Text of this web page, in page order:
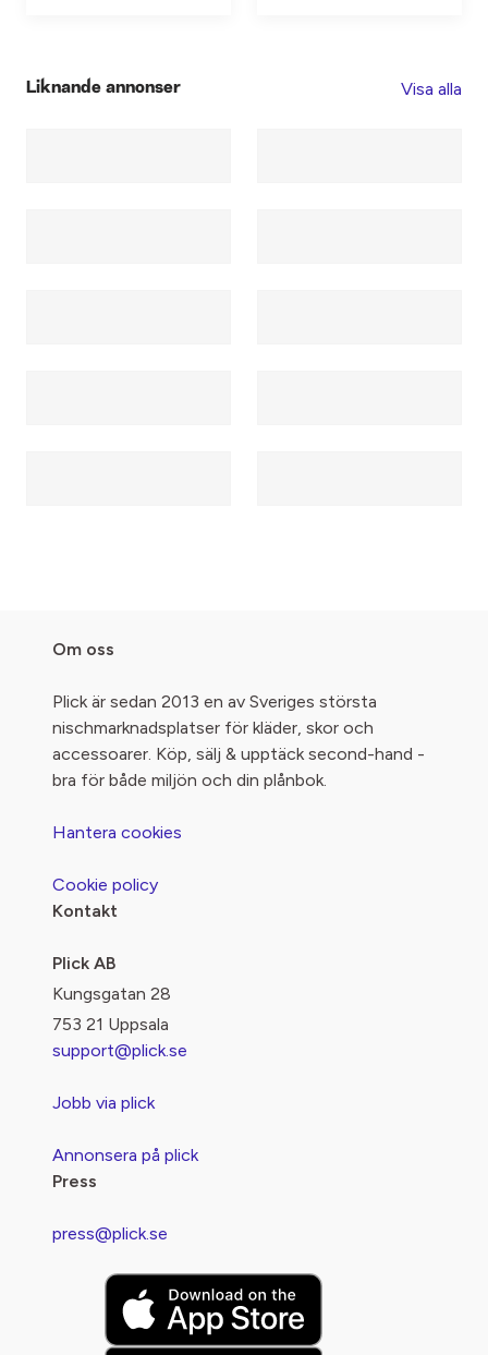
Liknande annonser Visa alla
Om oss
Plick är sedan 2013 en av Sveriges största
nischmarknadsplatser för kläder, skor och
accessoarer. Köp, sälj & upptäck second-hand -
bra för både miljön och din plånbok.
Hantera cookies
Cookie policy
Kontakt
Plick AB
Kungsgatan 28
753 21 Uppsala
support@plick.se
Jobb via plick
Annonsera på plick
Press
press@plick.se